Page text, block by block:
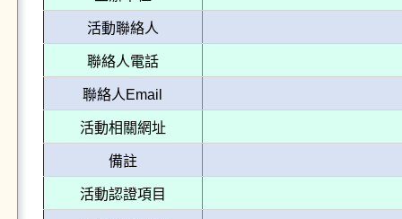
活動聯絡人
聯絡人電話
聯絡人Email
活動相關網址
備註
活動認證項目